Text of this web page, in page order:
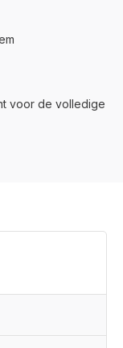
voor de volledige